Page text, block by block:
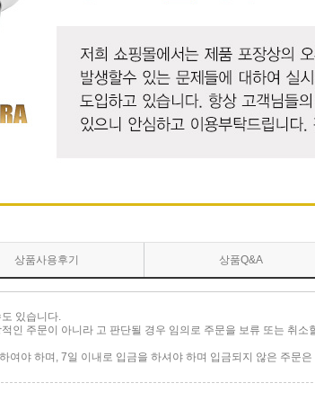
상품사용후기 상품Q&A
있습니다.
인 주문이 아니라 고 판단될 경우 임의로 주문을 보류 또는 취
여야 하며, 7일 이내로 입금을 하셔야 하며 입금되지 않은 주문